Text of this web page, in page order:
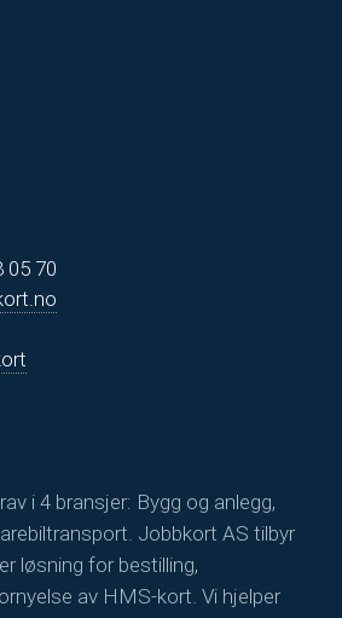
05 70
i 4 bransjer: Bygg og anlegg,
Jobbkort AS tilbyr
løsning for bestilling,
av HMS-kort. Vi hjelper